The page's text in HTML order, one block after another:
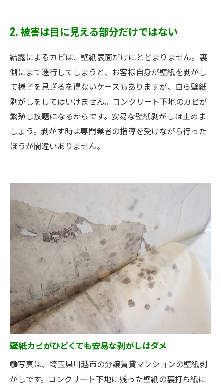
2. 被害は目に見える部分だけではない
結露によるカビは、壁紙表面だけにとどまりません。裏
側にまで進行してしまうと、お客様自身が壁紙を剥がし
て様子を見ざるを得ないケースもありますが、自ら壁紙
剥がしをしてはいけません。コンクリート下地のカビが
繁殖し放題になるからです。安易な壁紙剥がしは止めま
しょう。剥がす時は専門業者の指導を受けながら行った
ほうが間違いありません。
壁紙カビがひどくても安易な剥がしはダメ
📷写真は、埼玉県川越市の分譲賃貸マンションの壁紙剥
がしです。コンクリート下地に残った壁紙の裏打ち紙に